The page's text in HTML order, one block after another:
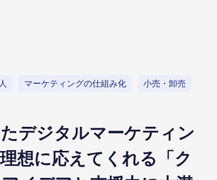
マーケティングの仕組み化 小売・卸売
デジタルマーケティン
想に応えてくれる「ク